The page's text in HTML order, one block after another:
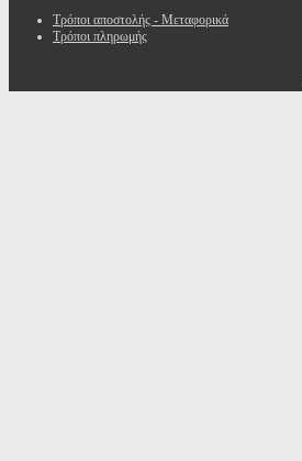
Τρόποι αποστολής - Μεταφορικά
Τρόποι πληρωμής